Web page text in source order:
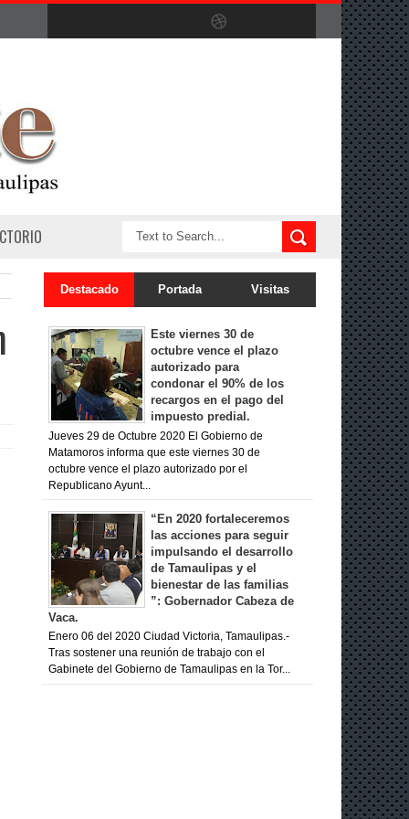
Destacado Portada Visitas
Este viernes 30 de
octubre vence el plazo
autorizado para
condonar el 90% de los
recargos en el pago del
impuesto predial.
Jueves 29 de Octubre 2020 El Gobierno de
Matamoros informa que este viernes 30 de
octubre vence el plazo autorizado por el
Republicano Ayunt...
“En 2020 fortaleceremos
las acciones para seguir
impulsando el desarrollo
de Tamaulipas y el
bienestar de las familias
”: Gobernador Cabeza de
Vaca.
Enero 06 del 2020 Ciudad Victoria, Tamaulipas.-
Tras sostener una reunión de trabajo con el
Gabinete del Gobierno de Tamaulipas en la Tor...